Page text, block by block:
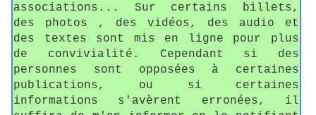
associations... Sur certains billets,
des photos , des vidéos, des audio et
des textes sont mis en ligne pour plus
de convivialité. Cependant si des
personnes sont opposées à certaines
publications, ou si certaines
informations s'avèrent erronées, il